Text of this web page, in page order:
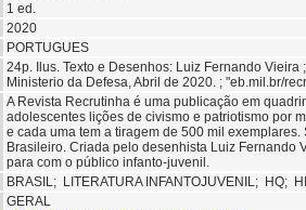
1 ed.
2020
PORTUGUES
24p. Ilus. Texto e Desenhos: Luiz Fernando
Ministerio da Defesa, Abril de 2020. ; "eb.mil.br/
A Revista Recrutinha é uma publicação em
adolescentes lições de civismo e patriotismo por
e cada uma tem a tiragem de 500 mil
Brasileiro. Criada pelo desenhista Luiz Fernando
para com o público infanto-juvenil.
BRASIL; LITERATURA INFANTOJUVENIL; HQ;
GERAL